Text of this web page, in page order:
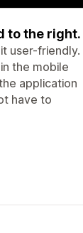
to the right.
user-friendly.
the mobile
application
have to